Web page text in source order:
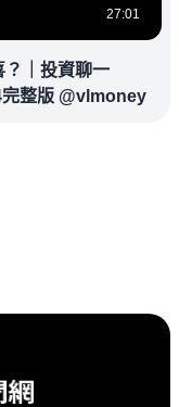
27:01
？｜投資聊一
整版 @vlmoney